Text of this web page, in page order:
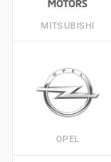
MITSUBISHI
OPEL